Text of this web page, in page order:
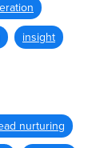
insight
nurturing